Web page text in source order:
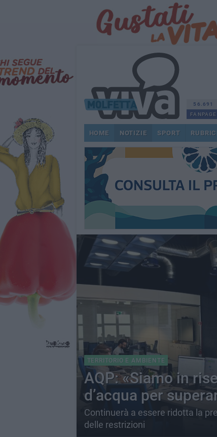
56.691
FANPAGE
HOME NOTIZIE SPORT
TERRITORIO E AMBIENTE
AQP: «Siamo in
d’acqua per
Continuerà a essere ridotta la
delle restrizioni